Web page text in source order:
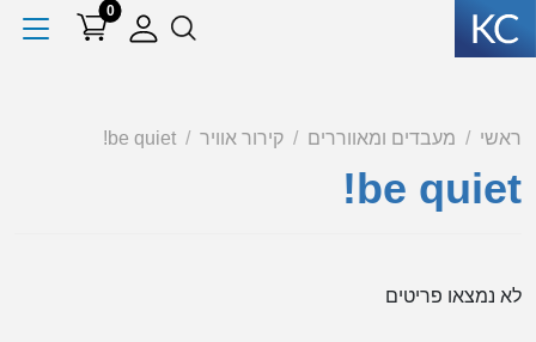
0
ראשי מעבדים ומאווררים קירור אוויר be quiet!
be quiet!
לא נמצאו פריטים